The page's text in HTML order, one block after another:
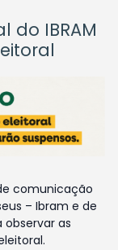
do IBRAM
comunicação
– Ibram e de
observar as